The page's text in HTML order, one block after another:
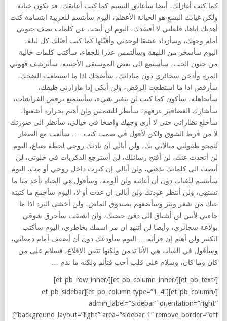
كما كنت أغازلك، أيضا سأعانق النسيم كما كنت أعانقك، قد تكون خيانة
ولكن غيابك البشع هو الخيانة الأعظم، اليوم سأبتسم للغريبة ابتسامة كنت
أهديك اياها، فلعلني لا أفتقدك، اليوم لن أبحث عن كلمات تصف جنوني
أمام وجهك، وسأزداد عشقا لوحدتي وأقبّلها كما كنت أقبّلك كل ليلة،
اليوم سأسخر من اللهفة وسألتمس عذرا للجفاء، سأكتب كلمات خالية
من جنون الحب، سأستمع الى بعض الموسيقى الأجنبية، سأترشف قهوتي
المرة وأدخن سجائري دون مناداتك، سأضحك اذا ما استطعت الضحك،
سأرقص اذا ما استطعت الرقص، ولن أبكي إذا مازارني طيفك،
سأتجاهله، سأكون كما كنت لن يتغير شيء، سأستمتع برقص الفراشات،
سأشارك العصافير عزفهم، سأنظر للشمس ولن أهتم بحرارة أشعتها،
سأخلع نظاراتي حتى لا أرى وجهك واضحا في خيالي، سأنظر الى صورتك
لا من فرط الشوق ولكن لأقول في صمت كنت …، سألعب مع الصغار
لتمحو طفولتي مبالاتي بك، ولن أبالي ان نادتك روحي لحظة ضياع، اليوم
لن أتحدث عنك، لن أفتح رسائلك، لن أسترجع الذكريات في خلوتي، لن
أنصت الى كلماتك بذهني، ولن أبالي إن كبرت داخل روحي أو مت، اليوم
سأبتسم للغياب دون أن أعاتبه ولن ألومه، وسأقول هي الحياة تأخد منا ما
تشتهي، ولن أنتظر عودتك ولن أبالي ان عدت أو لا، اليوم سأجمع ما كتبته
عنك من شعر ونثر وسأضعهم بصندوق الماض، ولن أخشى البرد اذا ما
جاءني لأنني لن أشتاق الى دفئ حضنك، وان اشتقت سأحرق شوقي
بولاعة سجائري، وأيضا لن أتنهد ان مر اسمك بخاطري، اليوم سأكتب
الكثير ولن أهتم إن قرأته … اليوم سأودعك دون أن أضعف أمام دمعاتي،
وسأقول في الغياب هي الأنا تدمن ولكنها تتقن الإقلاع، فسلام على من
كان وما كان، وسلام على قلب أحب فتألم ولكنه ما ندم …
[/et_pb_text][/et_pb_column_inner][/et_pb_row_inner]
[/et_pb_column][et_pb_column type=”1_4″][et_pb_sidebar
admin_label=”Sidebar” orientation=”right”
background_layout=”light” area=”sidebar-1″ remove_border=”off”]